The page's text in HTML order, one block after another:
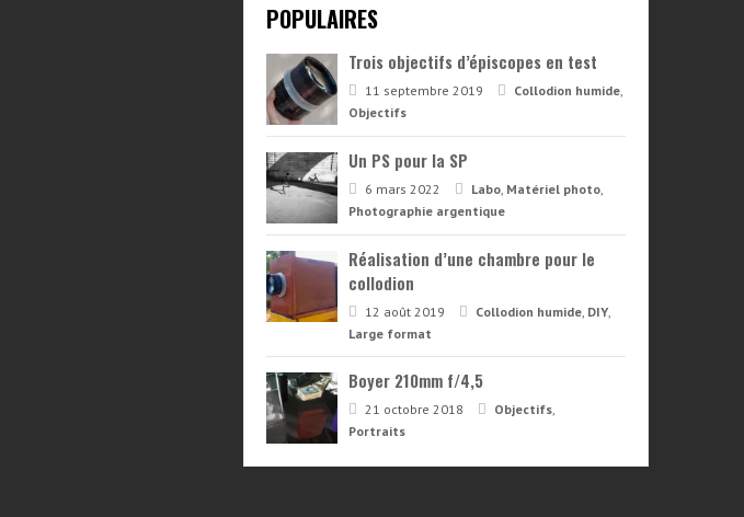
POPULAIRES
Trois objectifs d’épiscopes en test
11 septembre 2019 Collodion humide,
Objectifs
Un PS pour la SP
6 mars 2022 Labo, Matériel photo,
Photographie argentique
Réalisation d’une chambre pour le
collodion
12 août 2019 Collodion humide, DIY,
Large format
Boyer 210mm f/4,5
21 octobre 2018 Objectifs,
Portraits